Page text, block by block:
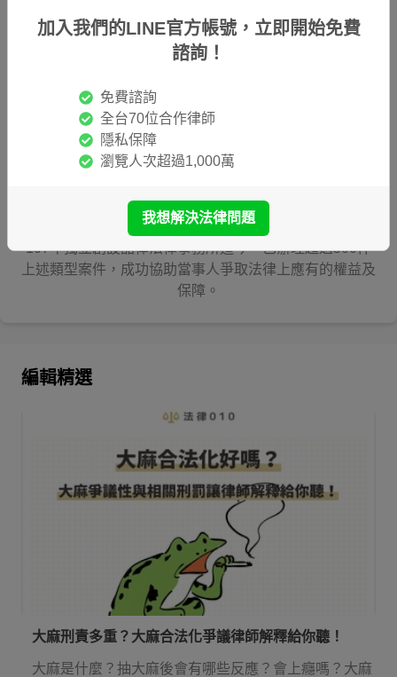
雷皓明律師
民國100年考取律師資格後，在臺灣、北京、上海、新加
僱關係及仲裁程序，執業以來經手超過百間上市、未上市
公司之相關爭議。訴訟方面擅長處理家事及繼承案件，自
107年獨立創設喆律法律事務所迄今，已辦理超過500件
上述類型案件，成功協助當事人爭取法律上應有的權益及
保障。
編輯精選
大麻刑責多重？大麻合法化爭議律師解釋給你聽！
大麻是什麼？抽大麻後會有哪些反應？會上癮嗎？大麻
加入我們的LINE官方帳號，立即開始免費
諮詢！
免費諮詢
全台70位合作律師
隱私保障
瀏覽人次超過1,000萬
我想解決法律問題